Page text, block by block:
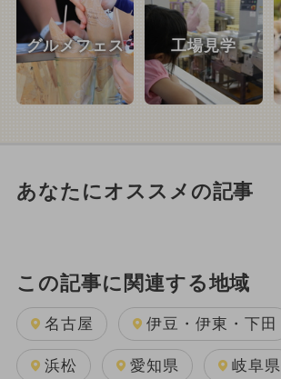
グルメフェス 工場見学
あなたにオススメの記事
この記事に関連する地域
名古屋 伊豆・伊東・下田
浜松 愛知県 岐阜県